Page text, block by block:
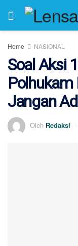
Home NASIONAL
Soal Aksi
Polhukam
Jangan
Oleh Redaksi